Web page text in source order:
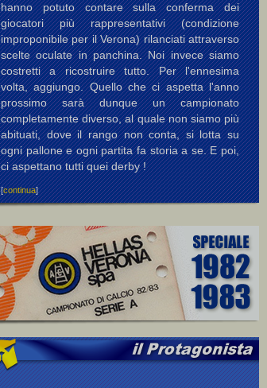
hanno potuto contare sulla conferma dei
giocatori più rappresentativi (condizione
improponibile per il Verona) rilanciati attraverso
scelte oculate in panchina. Noi invece siamo
costretti a ricostruire tutto. Per l'ennesima
volta, aggiungo. Quello che ci aspetta l'anno
prossimo sarà dunque un campionato
completamente diverso, al quale non siamo più
abituati, dove il rango non conta, si lotta su
ogni pallone e ogni partita fa storia a se. E poi,
ci aspettano tutti quei derby !
[continua]